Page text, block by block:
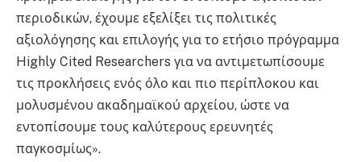
περιοδικών, έχουμε εξελίξει τις πολιτικές
αξιολόγησης και επιλογής για το ετήσιο πρόγραμμα
Highly Cited Researchers για να αντιμετωπίσουμε
τις προκλήσεις ενός όλο και πιο περίπλοκου και
μολυσμένου ακαδημαϊκού αρχείου, ώστε να
εντοπίσουμε τους καλύτερους ερευνητές
παγκοσμίως».